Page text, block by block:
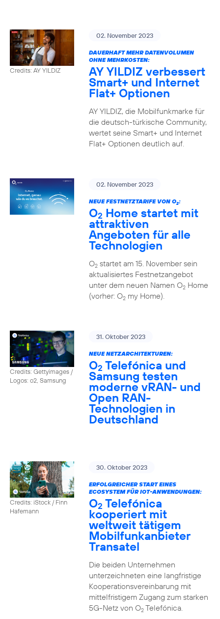
Credits: AY YILDIZ
02. November 2023
DAUERHAFT MEHR DATENVOLUMEN
OHNE MEHRKOSTEN:
AY YILDIZ verbessert
Smart+ und Internet
Flat+ Optionen
AY YILDIZ, die Mobilfunkmarke für
die deutsch-türkische Community,
wertet seine Smart+ und Internet
Flat+ Optionen deutlich auf.
02. November 2023
NEUE FESTNETZTARIFE VON O2:
O2 Home startet mit
attraktiven
Angeboten für alle
Technologien
O2startet am 15. November sein
aktualisiertes Festnetzangebot
unter dem neuen Namen O2Home
(vorher: O2my Home).
Credits: Gettyimages /
Logos: o2, Samsung
31. Oktober 2023
NEUE NETZARCHITEKTUREN:
O2 Telefónica und
Samsung testen
moderne vRAN- und
Open RAN-
Technologien in
Deutschland
Credits: iStock / Finn
Hafemann
30. Oktober 2023
ERFOLGREICHER START EINES
ECOSYSTEM FÜR IOT-ANWENDUNGEN:
O2 Telefónica
kooperiert mit
weltweit tätigem
Mobilfunkanbieter
Transatel
Die beiden Unternehmen
unterzeichneten eine langfristige
Kooperationsvereinbarung mit
mittelfristigem Zugang zum starken
5G-Netz von O2Telefónica.